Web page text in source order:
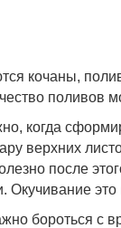
кочаны,
поливов
когда
верхних
после
Окучивание это
бороться с